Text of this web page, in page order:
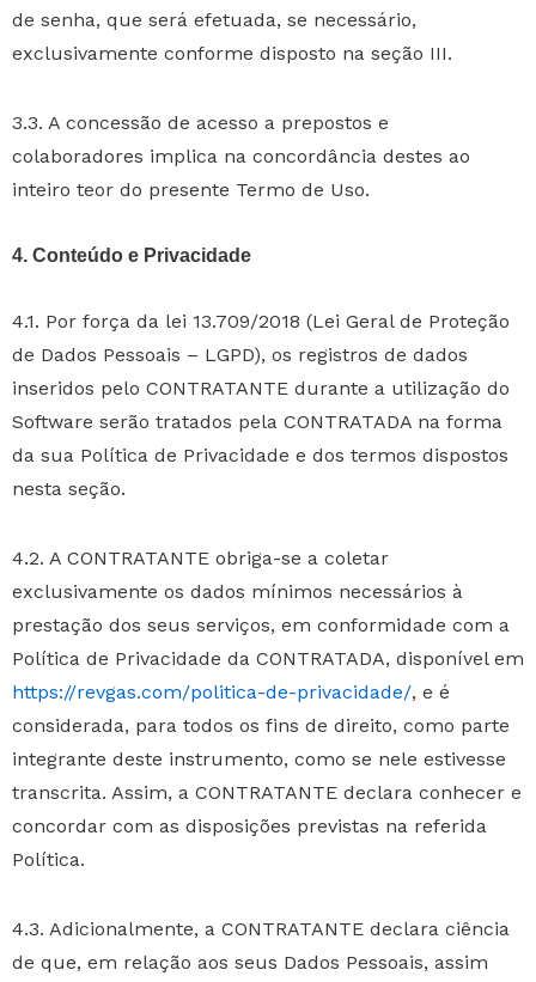
de senha, que será efetuada, se necessário,
exclusivamente conforme disposto na seção III.
3.3. A concessão de acesso a prepostos e
colaboradores implica na concordância destes ao
inteiro teor do presente Termo de Uso.
4. Conteúdo e Privacidade
4.1. Por força da lei 13.709/2018 (Lei Geral de Proteção
de Dados Pessoais – LGPD), os registros de dados
inseridos pelo CONTRATANTE durante a utilização do
Software serão tratados pela CONTRATADA na forma
da sua Política de Privacidade e dos termos dispostos
nesta seção.
4.2. A CONTRATANTE obriga-se a coletar
exclusivamente os dados mínimos necessários à
prestação dos seus serviços, em conformidade com a
Política de Privacidade da CONTRATADA, disponível em
https://revgas.com/politica-de-privacidade/, e é
considerada, para todos os fins de direito, como parte
integrante deste instrumento, como se nele estivesse
transcrita. Assim, a CONTRATANTE declara conhecer e
concordar com as disposições previstas na referida
Política.
4.3. Adicionalmente, a CONTRATANTE declara ciência
de que, em relação aos seus Dados Pessoais, assim